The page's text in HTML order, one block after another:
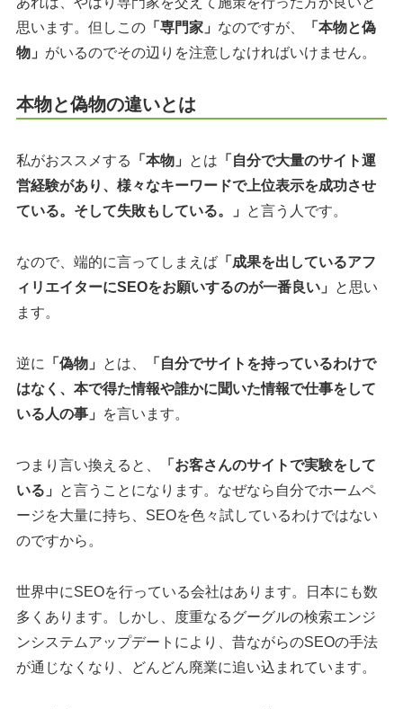
思います。但しこの 「専門家」 なのですが、
「本物と偽
物」 がいるのでその辺りを注意しなければいけません。
本物と偽物の違いとは
私がおススメする 「本物」 とは 「自分で大量のサイト運
営経験があり、様々なキーワードで上位表示を成功させ
ている。そして失敗もしている。」
と言う人です。
なので、端的に言ってしまえば 「成果を出しているアフ
ィリエイターにSEOをお願いするのが一番良い」
と思い
ます。
逆に 「偽物」 とは、
「自分でサイトを持っているわけで
はなく、本で得た情報や誰かに聞いた情報で仕事をして
いる人の事」
を言います。
つまり言い換えると、
「お客さんのサイトで実験をして
いる」
と言うことになります。なぜなら自分でホームペ
ージを大量に持ち、SEOを色々試しているわけではない
のですから。
世界中にSEOを行っている会社はあります。日本にも数
多くあります。しかし、度重なるグーグルの検索エンジ
ンシステムアップデートにより、昔ながらのSEOの手法
が通じなくなり、どんどん廃業に追い込まれています。